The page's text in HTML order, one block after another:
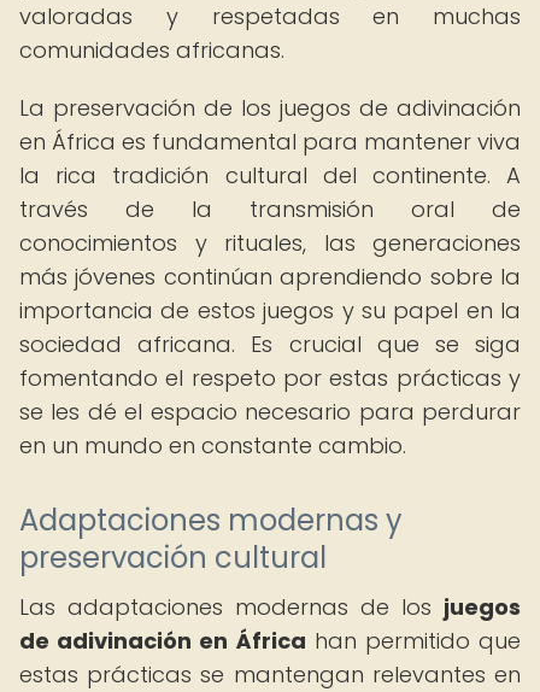
valoradas y respetadas en muchas
comunidades africanas.
La preservación de los juegos de adivinación
en África es fundamental para mantener viva
la rica tradición cultural del continente. A
través de la transmisión oral de
conocimientos y rituales, las generaciones
más jóvenes continúan aprendiendo sobre la
importancia de estos juegos y su papel en la
sociedad africana. Es crucial que se siga
fomentando el respeto por estas prácticas y
se les dé el espacio necesario para perdurar
en un mundo en constante cambio.
Adaptaciones modernas y
preservación cultural
Las adaptaciones modernas de los juegos
de adivinación en África han permitido que
estas prácticas se mantengan relevantes en